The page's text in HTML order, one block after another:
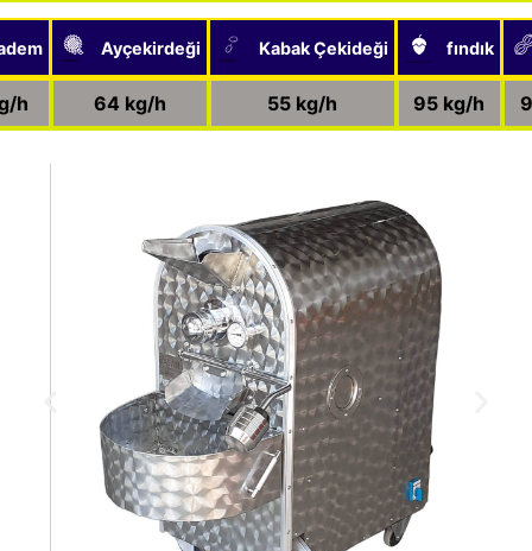
Ayçekirdeği Kabak Çekideği
Created by Vectorstall
fındık
h 64 kg/h 55 kg/h 95 kg/h